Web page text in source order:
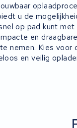
u de
op pad kunt met
en
nemen. Kies voor
en veilig